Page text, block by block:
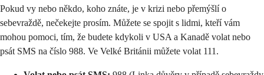
Pokud vy nebo někdo, koho znáte, je v krizi nebo přemýšlí o
sebevraždě, nečekejte prosím. Můžete se spojit s lidmi, kteří vám
mohou pomoci, tím, že budete kdykoli v USA a Kanadě volat nebo
psát SMS na číslo 988. Ve Velké Británii můžete volat 111.